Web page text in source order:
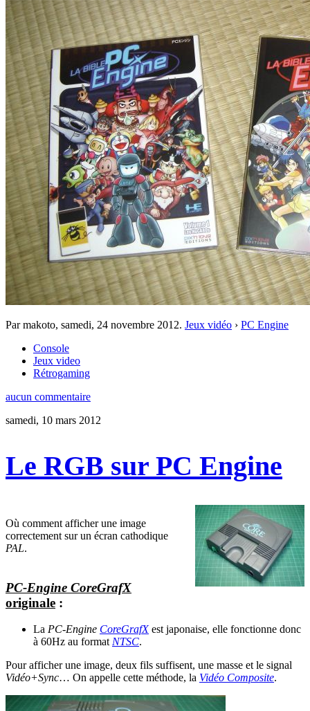
Par makoto, samedi, 24 novembre 2012. Jeux vidéo › PC Engine
Console
Jeux video
Rétrogaming
aucun commentaire
samedi, 10 mars 2012
Le RGB sur PC Engine
Où comment afficher une image
correctement sur un écran cathodique
PAL.
PC-Engine CoreGrafX
originale :
La PC-Engine CoreGrafXest japonaise, elle fonctionne donc
à 60Hz au formatNTSC.
Pour afficher une image, deux fils suffisent, une masse et le signal
Vidéo+Sync… On appelle cette méthode, la Vidéo Composite.